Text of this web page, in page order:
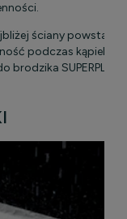
ściany powstaje
podczas kąpieli.
brodzika SUPERPLAN